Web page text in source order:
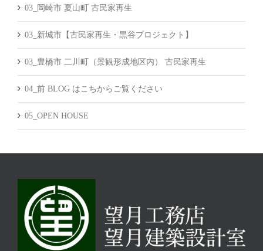
03_岡崎市 夏山町 古民家再生
03_新城市【古民家再生・黒谷プロジェクト】
03_豊橋市 二川町（景観形成地区内） 古民家再生
04_前 BLOG はこちからご覧ください
05_OPEN HOUSE